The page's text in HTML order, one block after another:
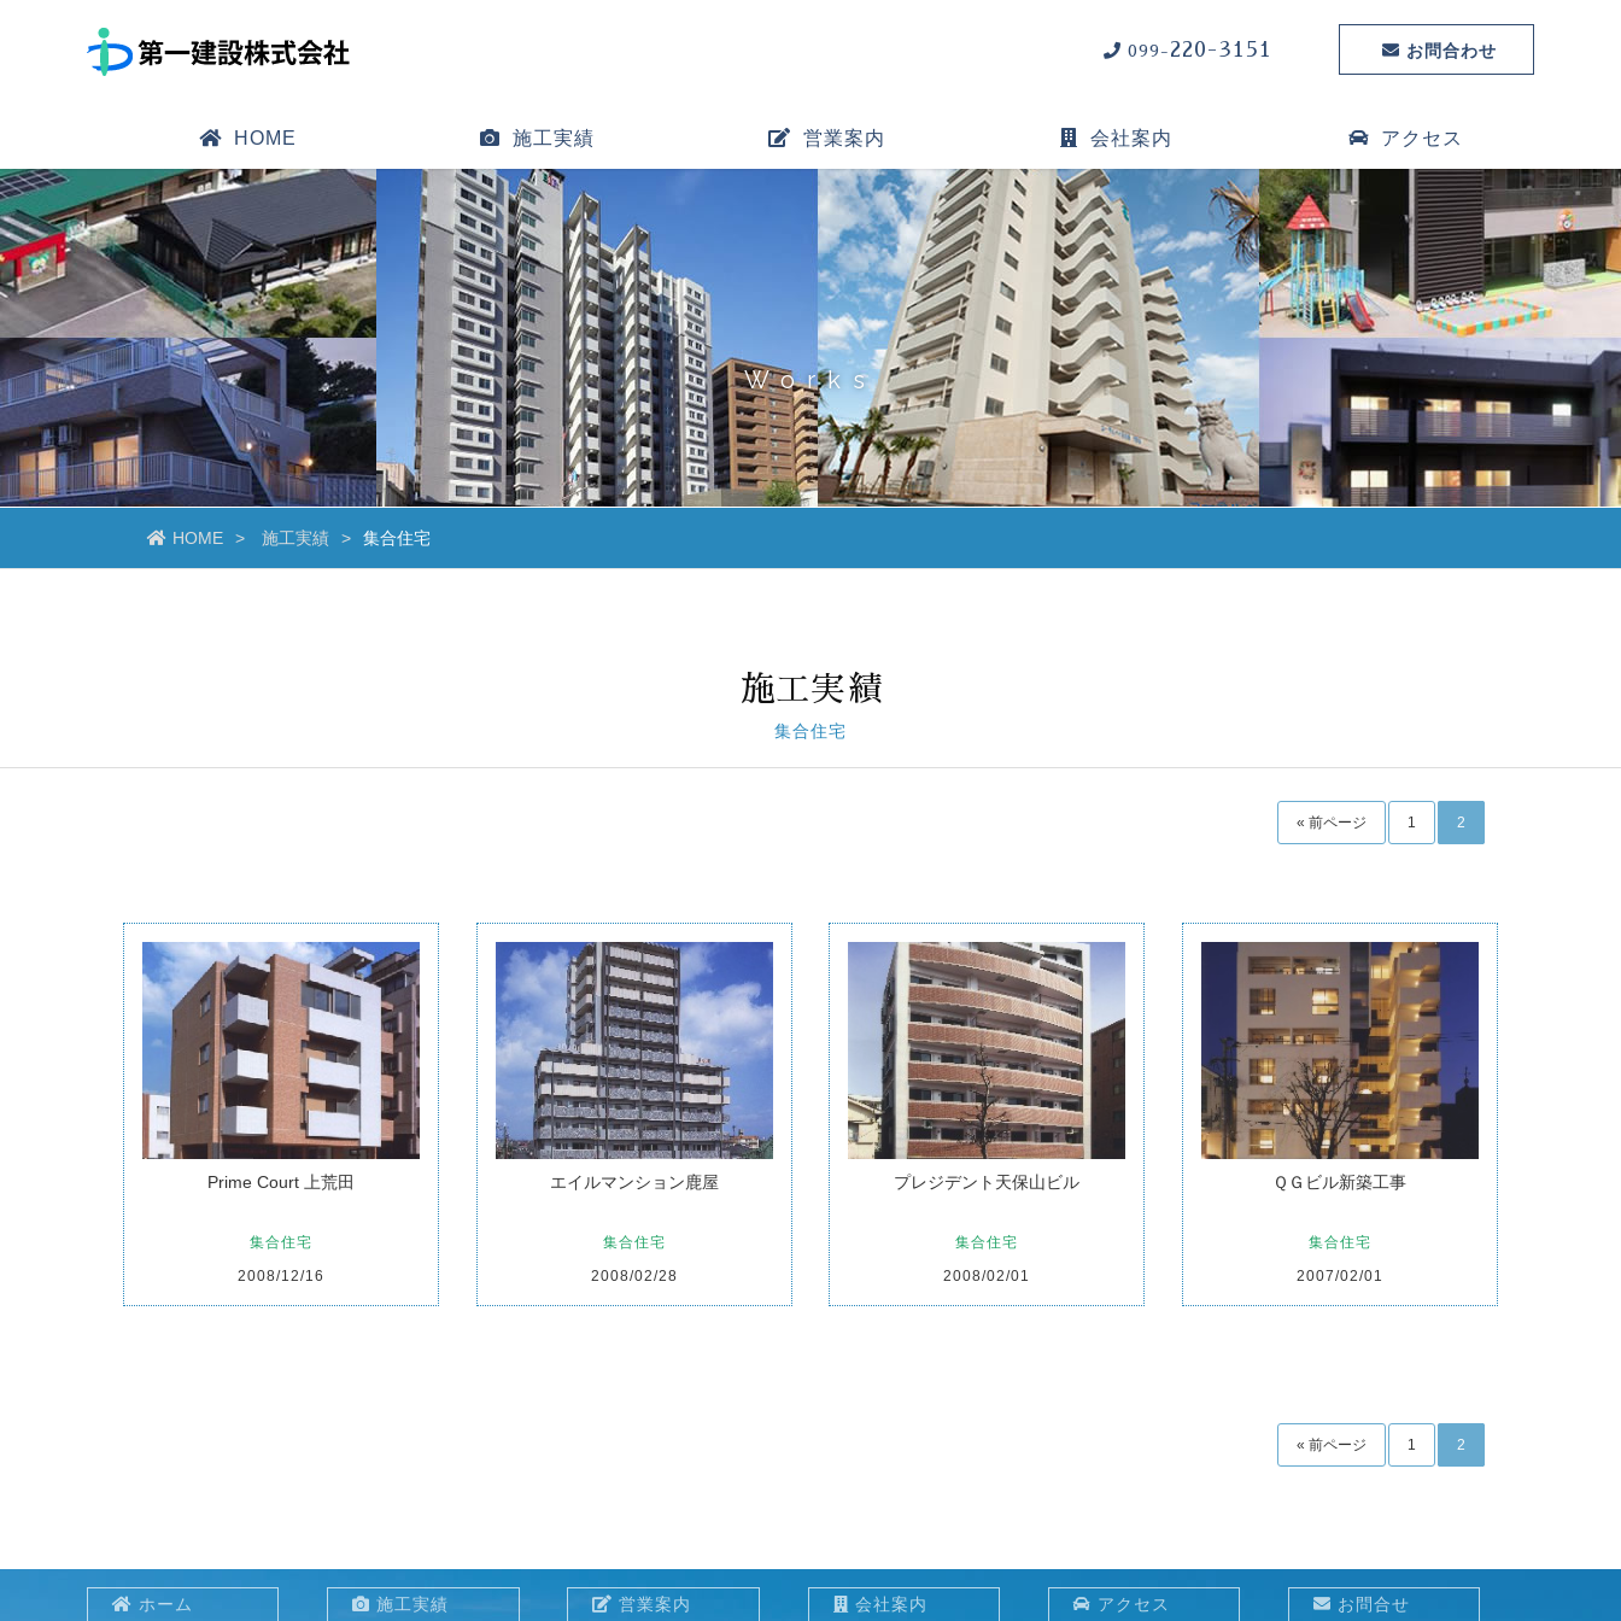
お問合わせ
099- 220-3151
HOME 施工実績 営業案内 会社案内 アクセス
Works
HOME 施工実績 集合住宅
施工実績
集合住宅
« 前ページ 1 2
Prime Court 上荒田
集合住宅
2008/12/16
エイルマンション鹿屋
集合住宅
2008/02/28
プレジデント天保山ビル
集合住宅
2008/02/01
ＱＧビル新築工事
集合住宅
2007/02/01
« 前ページ 1 2
ホーム 施工実績 営業案内 会社案内 アクセス お問合せ